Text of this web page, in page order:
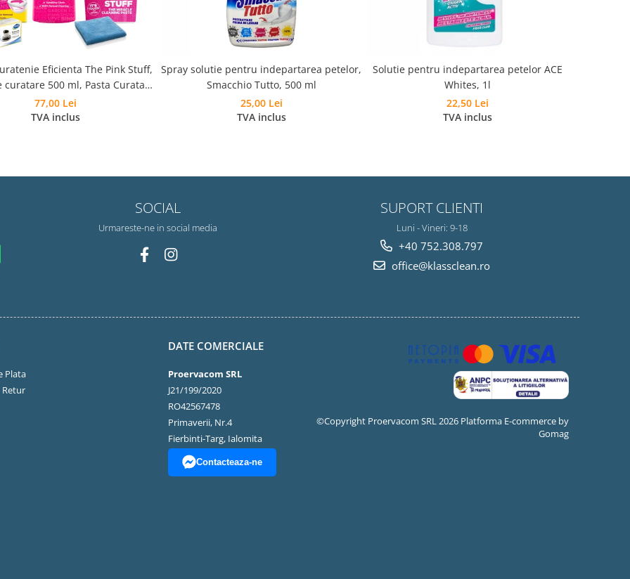
Eficienta The Pink Stuff,
curatare 500 ml, Pasta Curatare
Spumanta 300g, Laveta si
Burete
77,00 Lei
TVA inclus
Spray solutie pentru indepartarea petelor,
Smacchio Tutto, 500 ml
25,00 Lei
TVA inclus
Solutie pentru indepartarea petelor ACE
Whites, 1l
22,50 Lei
TVA inclus
SOCIAL
Urmareste-ne in social media
SUPORT CLIENTI
Luni - Vineri: 9-18
+40 752.308.797
office@klassclean.ro
Plata
Retur
DATE COMERCIALE
Proervacom SRL
J21/199/2020
RO42567478
Primaverii, Nr.4
Fierbinti-Targ, Ialomita
Contacteaza-ne
©Copyright Proervacom SRL 2026 Platforma E-commerce by
Gomag